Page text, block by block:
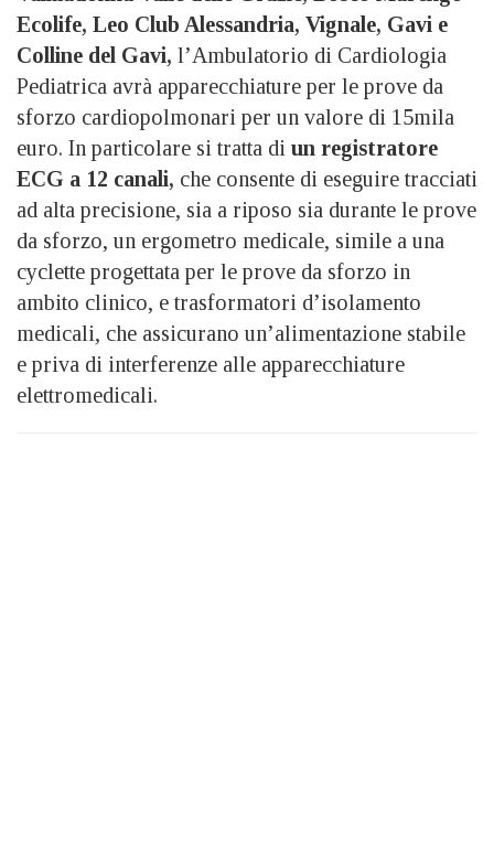
Ecolife, Leo Club Alessandria, Vignale, Gavi e
Colline del Gavi, l’Ambulatorio di Cardiologia
Pediatrica avrà apparecchiature per le prove da
sforzo cardiopolmonari per un valore di 15mila
euro. In particolare si tratta di un registratore
ECG a 12 canali, che consente di eseguire tracciati
ad alta precisione, sia a riposo sia durante le prove
da sforzo, un ergometro medicale, simile a una
cyclette progettata per le prove da sforzo in
ambito clinico, e trasformatori d’isolamento
medicali, che assicurano un’alimentazione stabile
e priva di interferenze alle apparecchiature
elettromedicali.